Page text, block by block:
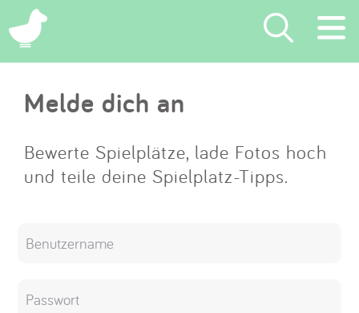
×
Suchen
Eintragen
App
Melde dich an
Bewerte Spielplätze, lade Fotos hoch
und teile deine Spielplatz-Tipps.